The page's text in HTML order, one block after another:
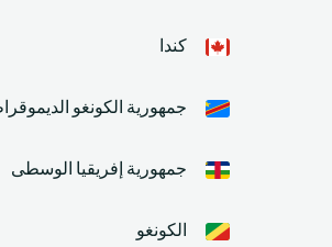
كندا
جمهورية الكونغو
جمهورية إفريقيا الوسطى
الكونغو